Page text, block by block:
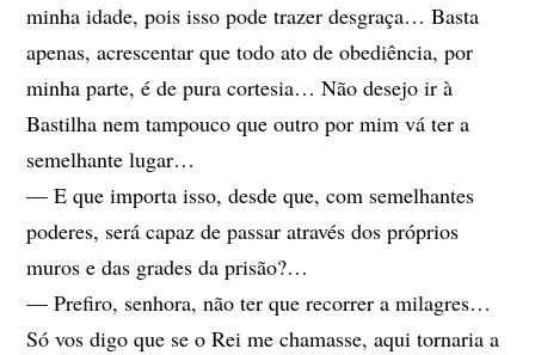
minha idade, pois isso pode trazer desgraça… Basta
apenas, acrescentar que todo ato de obediência, por
minha parte, é de pura cortesia… Não desejo ir à
Bastilha nem tampouco que outro por mim vá ter a
semelhante lugar…
— E que importa isso, desde que, com semelhantes
poderes, será capaz de passar através dos próprios
muros e das grades da prisão?…
— Prefiro, senhora, não ter que recorrer a milagres…
Só vos digo que se o Rei me chamasse, aqui tornaria a